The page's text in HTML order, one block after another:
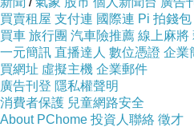
明珠：同仁沒疏失
英文自學教材 線上學日
GFBI?F?????o???????
英文線上教學網站 看公
林遊樂區 住宿通過環保旅
買賣租屋 支付連 國際連 Pi 拍錢包
買車 旅行團 汽車險推薦 線上麻將
一元簡訊 直播達人 數位憑證 企業
買網址 虛擬主機 企業郵件
廣告刊登 隱私權聲明
消費者保護 兒童網路安全
About PChome 投資人聯絡 徵才